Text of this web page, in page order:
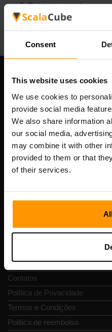
Consent
This website uses cookies
We use cookies to
provide social media
We also share information
our social media,
may combine it with other
provided to them or that
of their services.
Divirta-se jogando no
Nossa empresa
Scalable Hosting Solutions
Código de Registo: 14652605
Número de IVA:
Endereço: Harju maakond,
Vesivärava tn 50-201, 10152
Navegação rápida
Avaliações
Contatos
Política de Privacidade
Termos e Condições
Politica de reembolso